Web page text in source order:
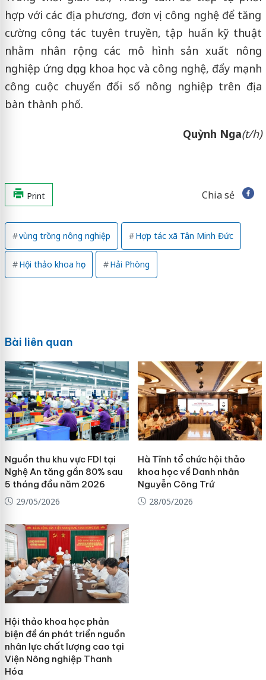
hợp với các địa phương, đơn vị công nghệ để tăng
cường công tác tuyên truyền, tập huấn kỹ thuật
nhằm nhân rộng các mô hình sản xuất nông
nghiệp ứng dụng khoa học và công nghệ, đẩy mạnh
công cuộc chuyển đổi số nông nghiệp trên địa
bàn thành phố.
Quỳnh Nga(t/h)
Print Chia sẻ
vùng trồng nông nghiệp Hợp tác xã Tân Minh Đức
Hội thảo khoa học Hải Phòng
Bài liên quan
Nguồn thu khu vực FDI tại
Nghệ An tăng gần 80% sau
5 tháng đầu năm 2026
29/05/2026
Hà Tĩnh tổ chức hội thảo
khoa học về Danh nhân
Nguyễn Công Trứ
28/05/2026
Hội thảo khoa học phản
biện đề án phát triển nguồn
nhân lực chất lượng cao tại
Viện Nông nghiệp Thanh
Hóa